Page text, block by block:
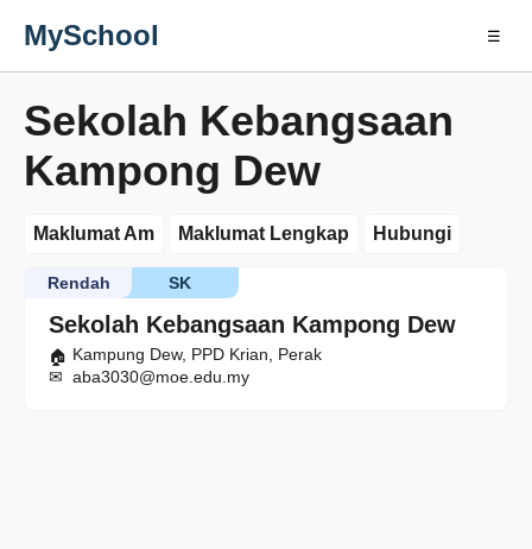
MySchool ☰
Sekolah Kebangsaan
Kampong Dew
Maklumat Am Maklumat Lengkap Hubungi
Sekolah Kebangsaan Kampong Dew
SK
Rendah
Kampung Dew, PPD Krian, Perak
aba3030@moe.edu.my